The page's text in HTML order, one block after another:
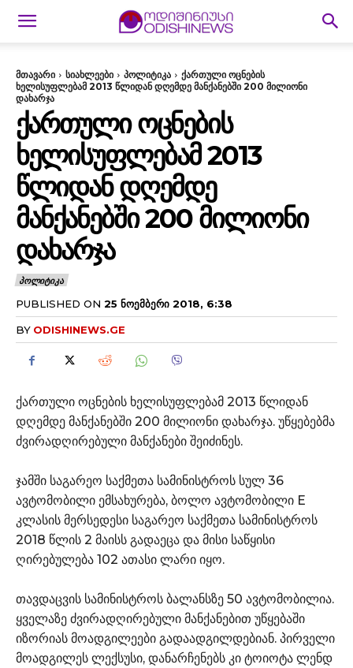
მთავარი სიახლეები პოლიტიკა
ქართული ოცნების
ხელისუფლებამ 2013 წლიდან დღემდე მანქანებში 200 მილიონი
დახარჯა
ᲥᲐᲠᲗᲣᲚᲘ ᲝᲪᲜᲔᲑᲘᲡ
ᲮᲔᲚᲘᲡᲣᲤᲚᲔᲑᲐᲛ 2013
ᲬᲚᲘᲓᲐᲜ ᲓᲦᲔᲛᲓᲔ
ᲛᲐᲜᲥᲐᲜᲔᲑᲨᲘ 200 ᲛᲘᲚᲘᲝᲜᲘ
ᲓᲐᲮᲐᲠᲯᲐ
ᲞᲝᲚᲘᲢᲘᲙᲐ
PUBLISHED ON 25 ᲜᲝᲔᲛᲑᲔᲠᲘ 2018, 6:38
BY ODISHINEWS.GE
ქართული ოცნების ხელისუფლებამ 2013 წლიდან
დღემდე მანქანებში 200 მილიონი დახარჯა. უწყებებმა
ძვირადღირებული მანქანები შეიძინეს.
ჯამში საგარეო საქმეთა სამინისტროს სულ 36
ავტომობილი ემსახურება, ბოლო ავტომობილი E
კლასის მერსედესი საგარეო საქმეთა სამინისტროს
2018 წლის 2 მაისს გადაეცა და მისი საწყისი
ღირებულება 102 ათასი ლარი იყო.
თავდაცვის სამინისტროს ბალანსზე 50 ავტომობილია.
ყველაზე ძვირადღირებული მანქანებით უწყებაში
იზორიას მოადგილეები გადაადგილდებიან. პირველი
მოადგილეს ლექსუსი, დანარჩენებს კი ტოიოტა ლენდ